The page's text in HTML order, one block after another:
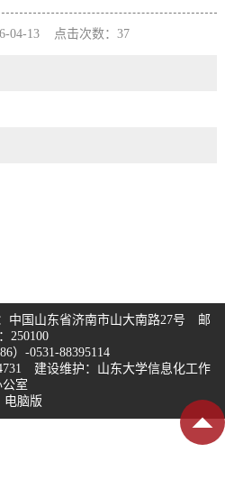
04-13 点击次数： 37
国山东省济南市山大南路27号 邮
250100
）-0531-88395114
建设维护：山东大学信息化工作
公室
电脑版